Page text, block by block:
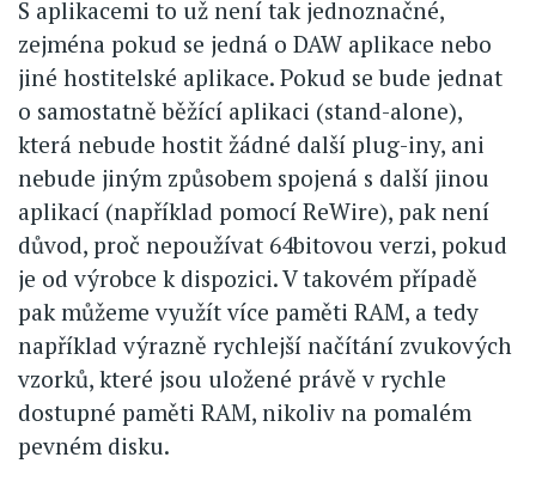
S aplikacemi to už není tak jednoznačné,
zejména pokud se jedná o DAW aplikace nebo
jiné hostitelské aplikace. Pokud se bude jednat
o samostatně běžící aplikaci (stand-alone),
která nebude hostit žádné další plug-iny, ani
nebude jiným způsobem spojená s další jinou
aplikací (například pomocí ReWire), pak není
důvod, proč nepoužívat 64bitovou verzi, pokud
je od výrobce k dispozici. V takovém případě
pak můžeme využít více paměti RAM, a tedy
například výrazně rychlejší načítání zvukových
vzorků, které jsou uložené právě v rychle
dostupné paměti RAM, nikoliv na pomalém
pevném disku.